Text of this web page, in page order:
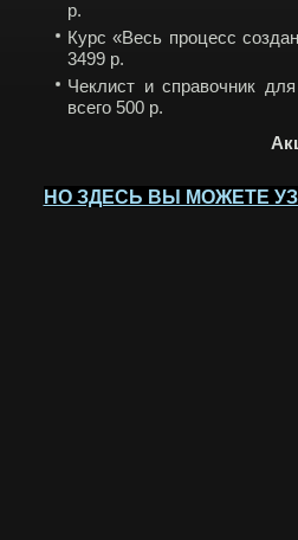
р.
Курс «Весь процесс
3499 р.
Чеклист и справочник
всего 500 р.
НО ЗДЕСЬ ВЫ МОЖЕТЕ